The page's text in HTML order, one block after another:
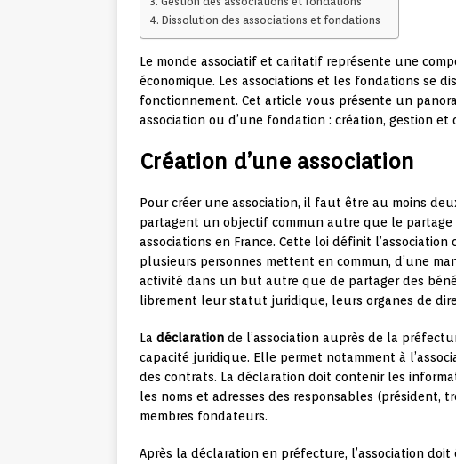
Dissolution des associations et fondations
Le monde associatif et caritatif représente une
économique. Les associations et les fondations se
fonctionnement. Cet article vous présente un
association ou d’une fondation : création, gestion et
Création d’une association
Pour créer une association, il faut être au moins
partagent un objectif commun autre que le partage
associations en France. Cette loi définit
plusieurs personnes mettent en commun, d’une
activité dans un but autre que de partager des
librement leur statut juridique, leurs organes de
La déclaration de l’association auprès de la
capacité juridique. Elle permet notamment à
des contrats. La déclaration doit contenir les
les noms et adresses des responsables (président,
membres fondateurs.
Après la déclaration en préfecture, l’association doit